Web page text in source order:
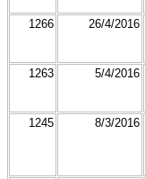
1266 26/4/2016
1263 5/4/2016
1245 8/3/2016